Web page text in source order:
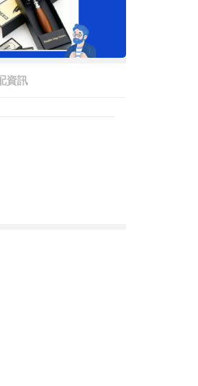
資訊